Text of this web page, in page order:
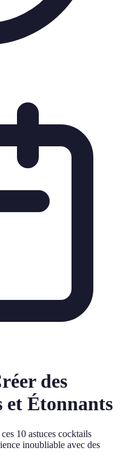
des
et Étonnants
10 astuces cocktails
inoubliable avec des